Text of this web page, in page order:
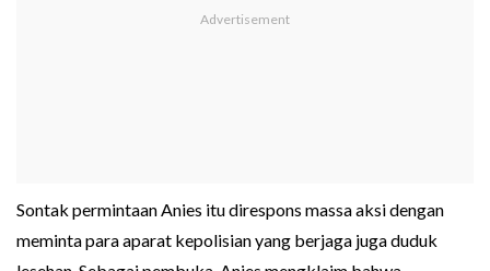
Sontak permintaan Anies itu direspons massa aksi dengan
meminta para aparat kepolisian yang berjaga juga duduk